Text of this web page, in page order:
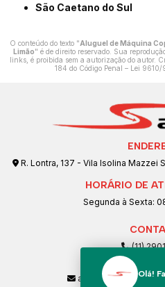
São Caetano do Sul
O conteúdo do texto "Aluguel de Máquina
Limão" é de direito reservado. Sua
links, é proibida sem a autorização do autor.
184 do Código Penal – Lei 9610/
R. Lontra, 137 - Vila Isolina Mazzei
HORÁRIO DE
Segunda à Sexta:
(11)
(11)
Olá!